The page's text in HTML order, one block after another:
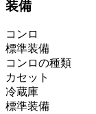
装備
コンロ
標準装備
コンロの種類
カセット
冷蔵庫
標準装備